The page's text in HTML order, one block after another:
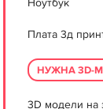
Ноутбук
Плата 3д
НУЖНА 3D-
3D модели на